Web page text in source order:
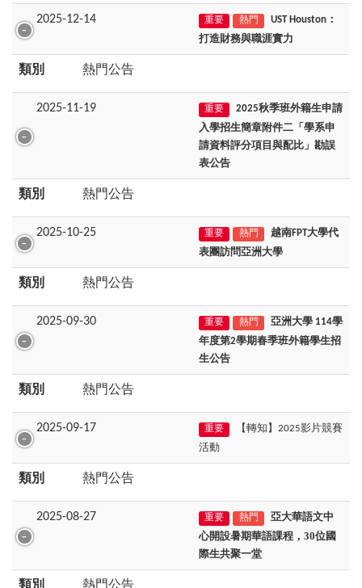
2025-12-14 重要 熱門
UST Houston：
打造財務與職涯實力
類別 熱門公告
2025-11-19 重要
2025秋季班外籍生申請
入學招生簡章附件二「學系申
請資料評分項目與配比」勘誤
表公告
類別 熱門公告
2025-10-25 重要 熱門
越南FPT大學代
表團訪問亞洲大學
類別 熱門公告
2025-09-30 重要 熱門
亞洲大學 114學
年度第2學期春季班外籍學生招
生公告
類別 熱門公告
2025-09-17 重要
【轉知】2025影片競賽
活動
類別 熱門公告
2025-08-27 重要 熱門
亞大華語文中
心開設暑期華語課程，30位國
際生共聚一堂